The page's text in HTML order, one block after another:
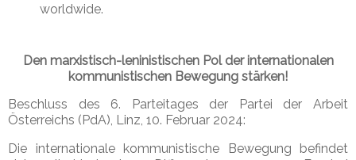
worldwide.
Den marxistisch-leninistischen Pol der internationalen
kommunistischen Bewegung stärken!
Beschluss des 6. Parteitages der Partei der Arbeit
Österreichs (PdA), Linz, 10. Februar 2024:
Die internationale kommunistische Bewegung befindet